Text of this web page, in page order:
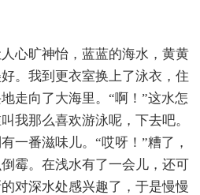
心旷神怡，蓝蓝的海水，黄黄
。我到更衣室换上了泳衣，住
走向了大海里。“啊！”这水怎
我那么喜欢游泳呢，下去吧。
一番滋味儿。“哎呀！”糟了，
霉。在浅水有了一会儿，还可
对深水处感兴趣了，于是慢慢